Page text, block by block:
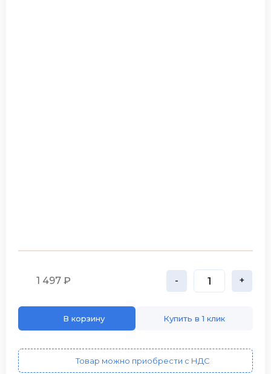
1 497 ₽ - +
В корзину Купить в 1 клик
Товар можно приобрести с НДС